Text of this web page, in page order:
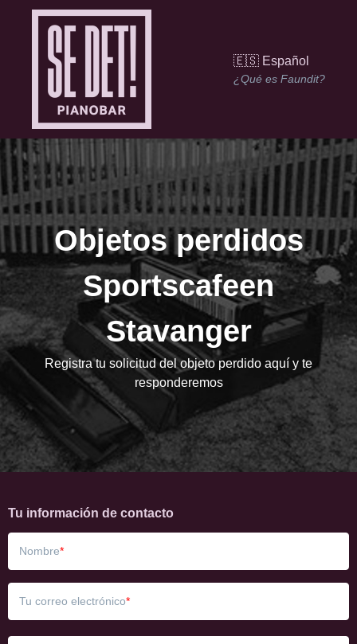
🇪🇸 Español
¿Qué es Faundit?
Objetos perdidos
Sportscafeen
Stavanger
Registra tu solicitud del objeto perdido aquí y te
responderemos
Tu información de contacto
Nombre
Tu correo electrónico